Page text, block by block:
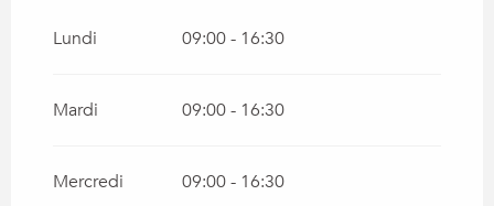
1 janvier 2026
Lundi 09:00 - 16:30
Mardi 09:00 - 16:30
Mercredi 09:00 - 16:30